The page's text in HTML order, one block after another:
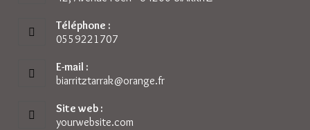
Téléphone :
0559221707
E-mail :
biarritztarrak@orange.frS’ouvre
Site web :
yourwebsite.com